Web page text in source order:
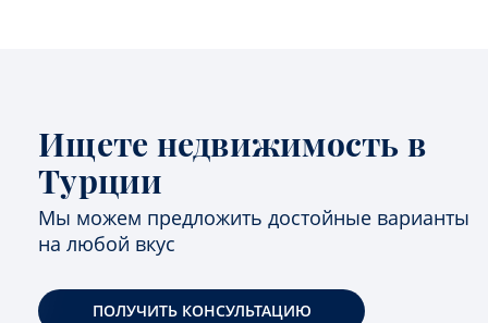
Ищете недвижимость в
Турции
Мы можем предложить достойные варианты
на любой вкус
ПОЛУЧИТЬ КОНСУЛЬТАЦИЮ